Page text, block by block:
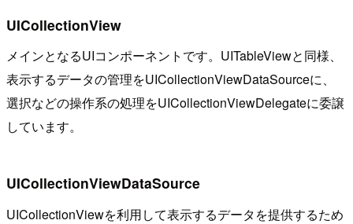
UICollectionView
メインとなるUIコンポーネントです。UITableViewと同様、
表示するデータの管理をUICollectionViewDataSourceに、
選択などの操作系の処理をUICollectionViewDelegateに委譲
しています。
UICollectionViewDataSource
UICollectionViewを利用して表示するデータを提供するため